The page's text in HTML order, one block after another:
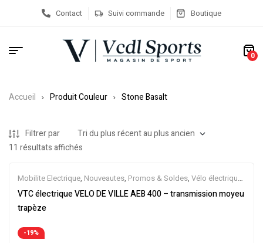
Contact Suivi commande Boutique
0
Accueil Produit Couleur Stone Basalt
Filtrer par
11 résultats affichés
Mobilite Electrique, Nouveautes, Promos & Soldes, Vélo électrique
ville,Velos Electriques,VTC Electrique
VTC électrique VELO DE VILLE AEB 400 – transmission moyeu
trapèze
-19%